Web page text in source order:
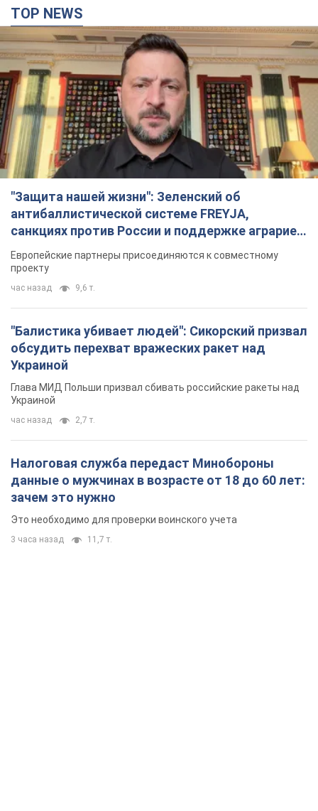
TOP NEWS
"Защита нашей жизни": Зеленский об
антибаллистической системе FREYJA,
санкциях против России и поддержке аграриев.
Видео
Европейские партнеры присоединяются к совместному
проекту
час назад 9,6 т.
"Балистика убивает людей": Сикорский призвал
обсудить перехват вражеских ракет над
Украиной
Глава МИД Польши призвал сбивать российские ракеты над
Украиной
час назад 2,7 т.
Налоговая служба передаст Минобороны
данные о мужчинах в возрасте от 18 до 60 лет:
зачем это нужно
Это необходимо для проверки воинского учета
3 часа назад 11,7 т.